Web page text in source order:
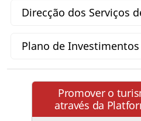
Direcção dos Serviços
Plano de
Promover o
através da